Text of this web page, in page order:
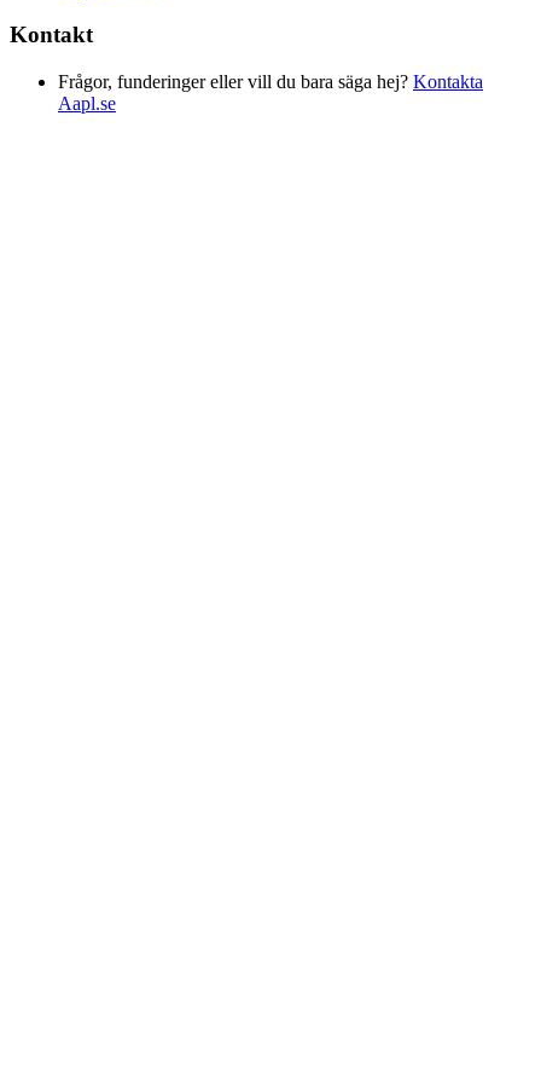
Kontakt
Frågor, funderinger eller vill du bara säga hej? Kontakta
Aapl.se